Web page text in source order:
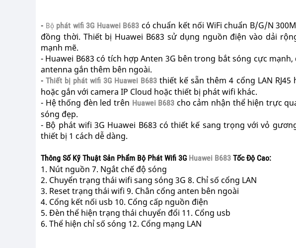
- Bộphát wifi 3G Huawei B683 có chuẩn kết nối WiFi chuẩn B/G/N
đồng thời. Thiết bị Huawei B683 sử dụng nguồn điện vào dải
mạnh mẽ.
- Huawei B683 có tích hợp Anten 3G bên trong bắt sóng cực
antenna gắn thêm bên ngoài.
-Thiết bị phát wifi 3G Huawei B683 thiết kế sẵn thêm 4 cổng LAN
hoặc gắn với camera IP Cloud hoặc thiết bị phát wifi khác.
- Hệ thống đèn led trên Huawei B683 cho cảm nhận thể hiện trực
sóng đẹp.
- Bộ phát wifi 3G Huawei B683 có thiết kế sang trọng với vỏ
thiết bị 1 cách dễ dàng.
Thông Số Kỹ Thuật Sản Phẩm Bộ Phát Wifi 3G Huawei B683 Tốc Độ Cao:
1. Nút nguồn 7. Ngắt chế độ sóng
2. Chuyển trạng thái wifi sang sóng 3G 8. Chỉ số cổng LAN
3. Reset trạng thái wifi 9. Chân cổng anten bên ngoài
4. Cổng kết nối usb 10. Cổng cấp nguồn điện
5. Đèn thể hiện trạng thái chuyển đổi 11. Cổng usb
6. Thể hiện chỉ số sóng 12. Cổng mạng LAN